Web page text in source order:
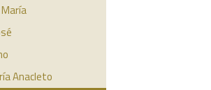
Anacleto